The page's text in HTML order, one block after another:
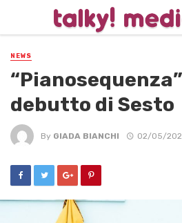
NEWS
debutto di Sesto
By GIADA BIANCHI 02/05/